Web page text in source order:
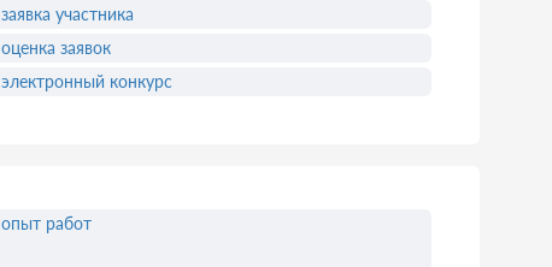
заявка участника
оценка заявок
электронный конкурс
опыт работ